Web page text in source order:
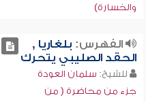
والخسارة)
الفهرس: بلغاريا ,
الحقد الصليبي يتحرك
للشيخ: سلمان العودة
جزء من محاضرة ( من